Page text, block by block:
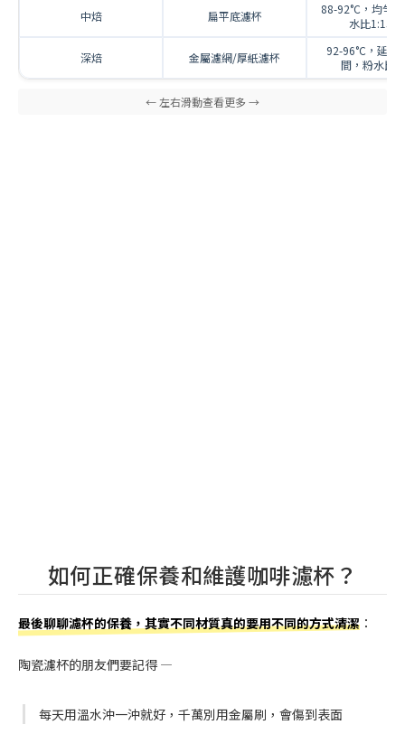
中焙 扁平底濾杯
88-92°C，均勻
水比1:15-
深焙 金屬濾網/厚紙濾杯
92-96°C，延長
間，粉水比
如何正確保養和維護咖啡濾杯？
最後聊聊濾杯的保養，其實不同材質真的要用不同的方式清潔 ：
陶瓷濾杯的朋友們要記得 —
每天用溫水沖一沖就好，千萬別用金屬刷，會傷到表面